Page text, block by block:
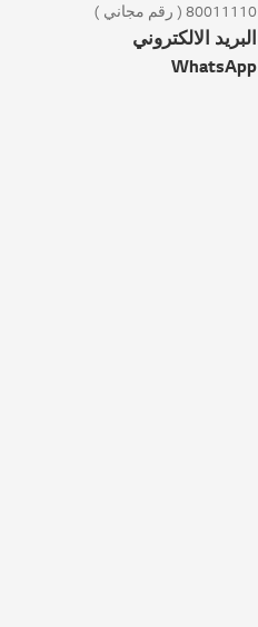
80011110 ( رقم مجاني )
البريد الالكتروني
WhatsApp